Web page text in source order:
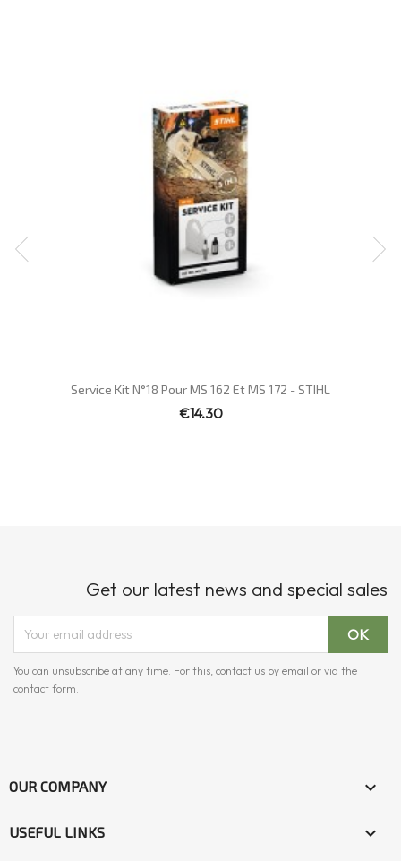
 Quick view
Service Kit N°18 Pour MS 162 Et MS 172 - STIHL
€14.30
Get our latest news and special sales
You can unsubscribe at any time. For this, contact us by email or via the
contact form.
OUR COMPANY 
USEFUL LINKS 